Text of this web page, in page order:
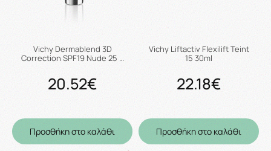
Vichy Dermablend 3D
Correction SPF19 Nude 25 …
20.52€
Προσθήκη στο καλάθι
Vichy Liftactiv Flexilift Teint
15 30ml
22.18€
Προσθήκη στο καλάθι